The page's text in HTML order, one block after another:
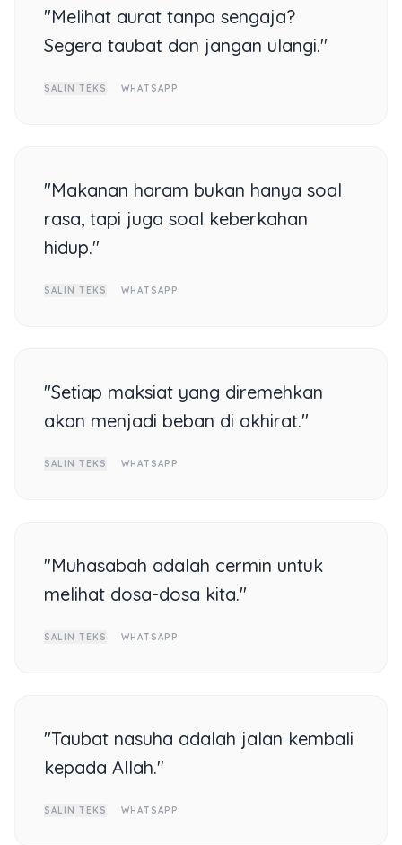
"Melihat aurat tanpa sengaja?
Segera taubat dan jangan ulangi."
SALIN TEKS WHATSAPP
"Makanan haram bukan hanya soal
rasa, tapi juga soal keberkahan
hidup."
SALIN TEKS WHATSAPP
"Setiap maksiat yang diremehkan
akan menjadi beban di akhirat."
SALIN TEKS WHATSAPP
"Muhasabah adalah cermin untuk
melihat dosa-dosa kita."
SALIN TEKS WHATSAPP
"Taubat nasuha adalah jalan kembali
kepada Allah."
SALIN TEKS WHATSAPP